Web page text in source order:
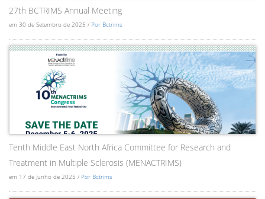
27th BCTRIMS Annual Meeting
em 30 de Setembro de 2025 / Por Bctrims
Tenth Middle East North Africa Committee for Research and
Treatment in Multiple Sclerosis (MENACTRIMS)
em 17 de Junho de 2025 / Por Bctrims